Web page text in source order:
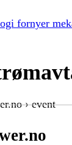
fornyer
› event